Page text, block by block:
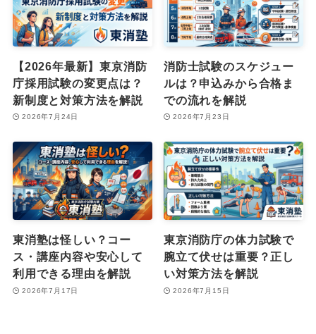
【2026年最新】東京消防
庁採用試験の変更点は？
新制度と対策方法を解説
2026年7月24日
消防士試験のスケジュー
ルは？申込みから合格ま
での流れを解説
2026年7月23日
東消塾は怪しい？コー
ス・講座内容や安心して
利用できる理由を解説
2026年7月17日
東京消防庁の体力試験で
腕立て伏せは重要？正し
い対策方法を解説
2026年7月15日